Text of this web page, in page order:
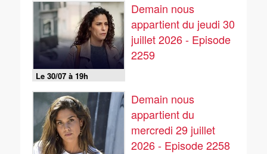
Le 30/07 à 19h
Demain nous
appartient du jeudi 30
juillet 2026 - Episode
2259
Demain nous
appartient du
mercredi 29 juillet
2026 - Episode 2258